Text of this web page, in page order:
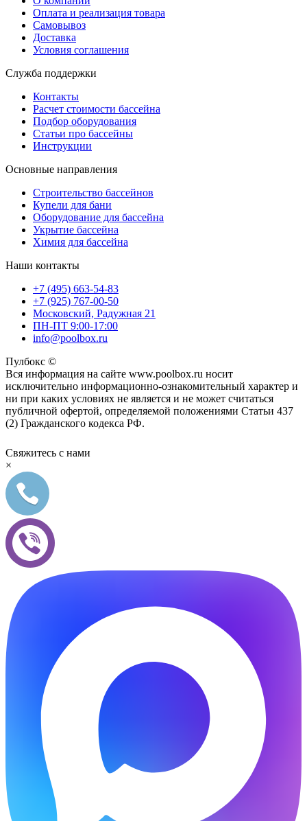
Оплата и реализация товара
Самовывоз
Доставка
Условия соглашения
Служба поддержки
Контакты
Расчет стоимости бассейна
Подбор оборудования
Статьи про бассейны
Инструкции
Основные направления
Строительство бассейнов
Купели для бани
Оборудование для бассейна
Укрытие бассейна
Химия для бассейна
Наши контакты
+7 (495) 663-54-83
+7 (925) 767-00-50
Московский, Радужная 21
ПН-ПТ 9:00-17:00
info@poolbox.ru
Пулбокс ©
Вся информация на сайте www.poolbox.ru носит
исключительно информационно-ознакомительный характер и
ни при каких условиях не является и не может считаться
публичной офертой, определяемой положениями Статьи 437
(2) Гражданского кодекса РФ.
Свяжитесь с нами
×